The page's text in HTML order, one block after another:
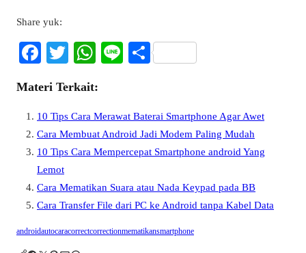
Share yuk:
Fa
bo
ok
T
tte
r
W
ts
A
pp
Li S
Materi Terkait:
10 Tips Cara Merawat Baterai Smartphone Agar Awet
Cara Membuat Android Jadi Modem Paling Mudah
10 Tips Cara Mempercepat Smartphone android Yang
Lemot
Cara Mematikan Suara atau Nada Keypad pada BB
Cara Transfer File dari PC ke Android tanpa Kabel Data
androidautocaracorrectcorrectionmematikansmartphone